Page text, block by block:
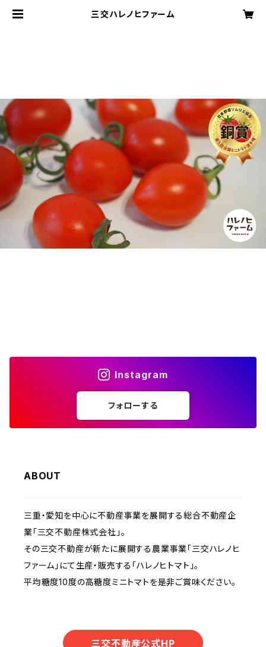
三交ハレノヒファーム
Instagram
フォローする
ABOUT
三重・愛知を中心に不動産事業を展開する総合不動産企
業「三交不動産株式会社」。
その三交不動産が新たに展開する農業事業「三交ハレノヒ
ファーム」にて生産・販売する「ハレノヒトマト」。
平均糖度10度の高糖度ミニトマトを是非ご賞味ください。
三交不動産公式HP